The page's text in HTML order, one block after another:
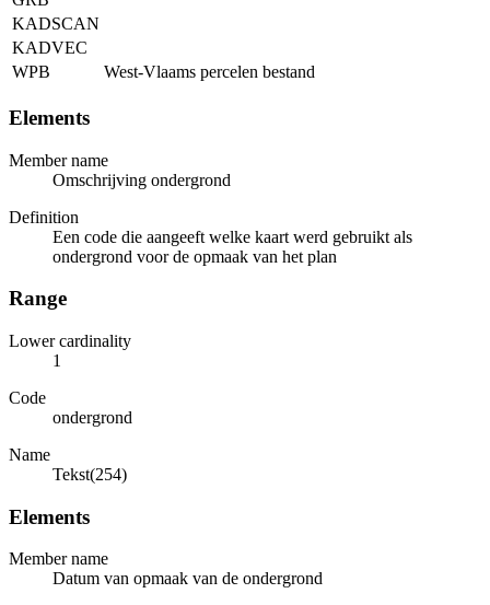
KADSCAN
KADVEC
WPB
West-Vlaams percelen bestand
Elements
Member name
Omschrijving ondergrond
Definition
Een code die aangeeft welke kaart werd gebruikt als
ondergrond voor de opmaak van het plan
Range
Lower cardinality
1
Code
ondergrond
Name
Tekst(254)
Elements
Member name
Datum van opmaak van de ondergrond